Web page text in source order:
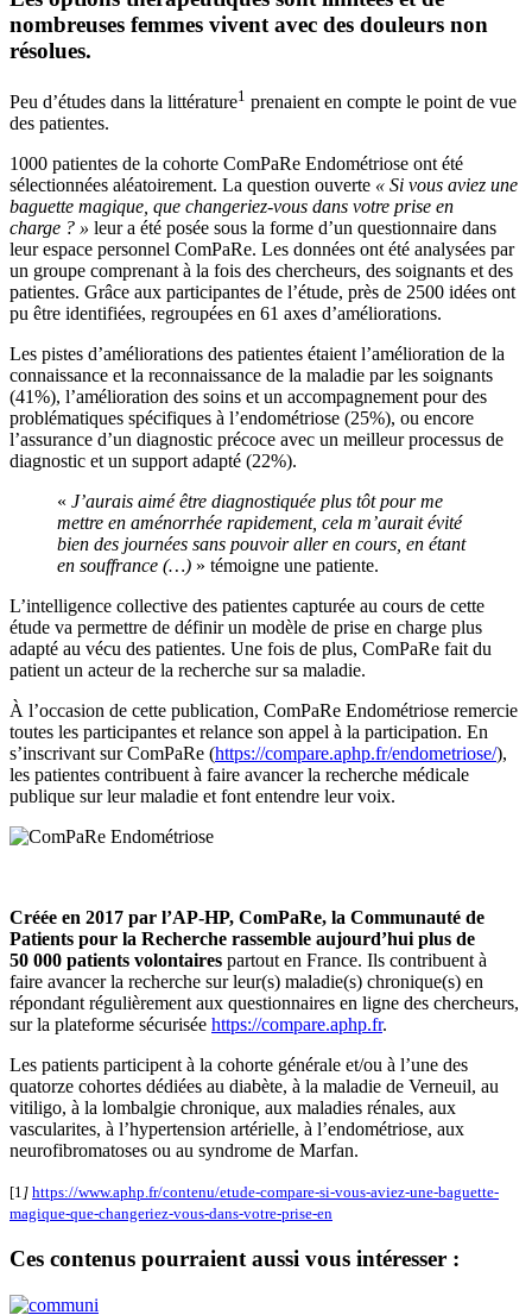
nombreuses femmes vivent avec des douleurs non
résolues.
Peu d’études dans la littérature1 prenaient en compte le point de vue
des patientes.
1000 patientes de la cohorte ComPaRe Endométriose ont été
sélectionnées aléatoirement. La question ouverte « Si vous aviez une
baguette magique, que changeriez-vous dans votre prise en
charge ? » leur a été posée sous la forme d’un questionnaire dans
leur espace personnel ComPaRe. Les données ont été analysées par
un groupe comprenant à la fois des chercheurs, des soignants et des
patientes. Grâce aux participantes de l’étude, près de 2500 idées ont
pu être identifiées, regroupées en 61 axes d’améliorations.
Les pistes d’améliorations des patientes étaient l’amélioration de la
connaissance et la reconnaissance de la maladie par les soignants
(41%), l’amélioration des soins et un accompagnement pour des
problématiques spécifiques à l’endométriose (25%), ou encore
l’assurance d’un diagnostic précoce avec un meilleur processus de
diagnostic et un support adapté (22%).
« J’aurais aimé être diagnostiquée plus tôt pour me
mettre en aménorrhée rapidement, cela m’aurait évité
bien des journées sans pouvoir aller en cours, en étant
en souffrance (…) » témoigne une patiente.
L’intelligence collective des patientes capturée au cours de cette
étude va permettre de définir un modèle de prise en charge plus
adapté au vécu des patientes. Une fois de plus, ComPaRe fait du
patient un acteur de la recherche sur sa maladie.
À l’occasion de cette publication, ComPaRe Endométriose remercie
toutes les participantes et relance son appel à la participation. En
s’inscrivant sur ComPaRe (https://compare.aphp.fr/endometriose/),
les patientes contribuent à faire avancer la recherche médicale
publique sur leur maladie et font entendre leur voix.
Créée en 2017 par l’AP-HP, ComPaRe, la Communauté de
Patients pour la Recherche rassemble aujourd’hui plus de
50 000 patients volontaires partout en France. Ils contribuent à
faire avancer la recherche sur leur(s) maladie(s) chronique(s) en
répondant régulièrement aux questionnaires en ligne des chercheurs,
sur la plateforme sécurisée https://compare.aphp.fr.
Les patients participent à la cohorte générale et/ou à l’une des
quatorze cohortes dédiées au diabète, à la maladie de Verneuil, au
vitiligo, à la lombalgie chronique, aux maladies rénales, aux
vascularites, à l’hypertension artérielle, à l’endométriose, aux
neurofibromatoses ou au syndrome de Marfan.
[1] https://www.aphp.fr/contenu/etude-compare-si-vous-aviez-une-baguette-
magique-que-changeriez-vous-dans-votre-prise-en
Ces contenus pourraient aussi vous intéresser :